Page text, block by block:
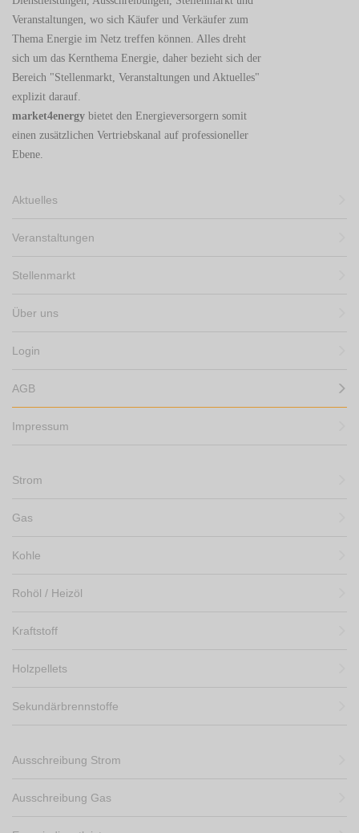
Veranstaltungen, wo sich Käufer und Verkäufer zum
Thema Energie im Netz treffen können. Alles dreht
sich um das Kernthema Energie, daher bezieht sich der
Bereich "Stellenmarkt, Veranstaltungen und Aktuelles"
explizit darauf.
market4energy bietet den Energieversorgern somit
einen zusätzlichen Vertriebskanal auf professioneller
Ebene.
Aktuelles
Veranstaltungen
Stellenmarkt
Über uns
Login
AGB
Impressum
Strom
Gas
Kohle
Rohöl / Heizöl
Kraftstoff
Holzpellets
Sekundärbrennstoffe
Ausschreibung Strom
Ausschreibung Gas